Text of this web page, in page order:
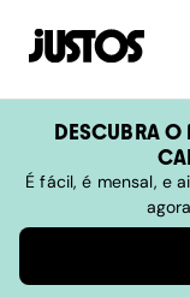
DESCUBRA O
É fácil, é mensal, e